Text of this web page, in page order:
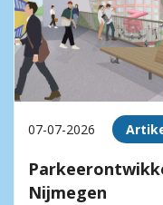
07-07-2026
Nijmegen